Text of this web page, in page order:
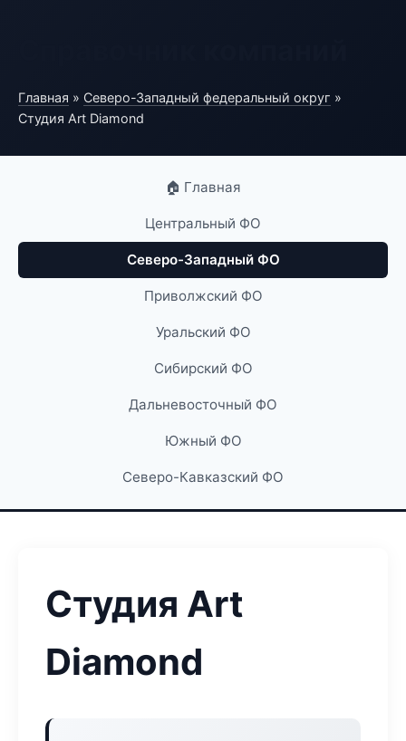
Главная » Северо-Западный федеральный округ »
Студия Art Diamond
🏠 Главная
Центральный ФО
Северо-Западный ФО
Приволжский ФО
Уральский ФО
Сибирский ФО
Дальневосточный ФО
Южный ФО
Северо-Кавказский ФО
Студия Art
Diamond